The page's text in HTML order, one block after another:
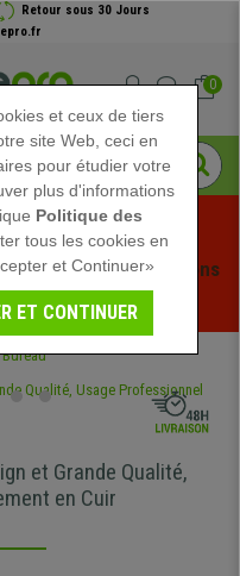
Retour sous 30 Jours
0
! Des réductions
limitée - Voir l'offre
et Grande Qualité,
en Cuir
et ceux de tiers
site Web, ceci en
pour étudier votre
plus d'informations
Politique des
tous les cookies en
et Continuer»
ET CONTINUER